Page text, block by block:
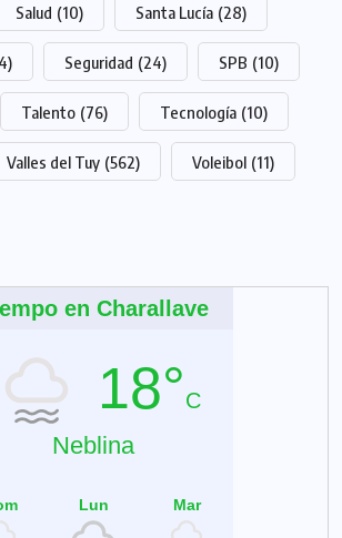
Salud (10) Santa Lucía (28)
Seguridad (24) SPB (10)
Talento (76) Tecnología (10)
Valles del Tuy (562) Voleibol (11)
en Charallave
18°C
Neblina
Lun Mar